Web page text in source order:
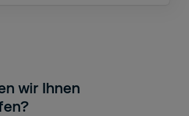
wir Ihnen